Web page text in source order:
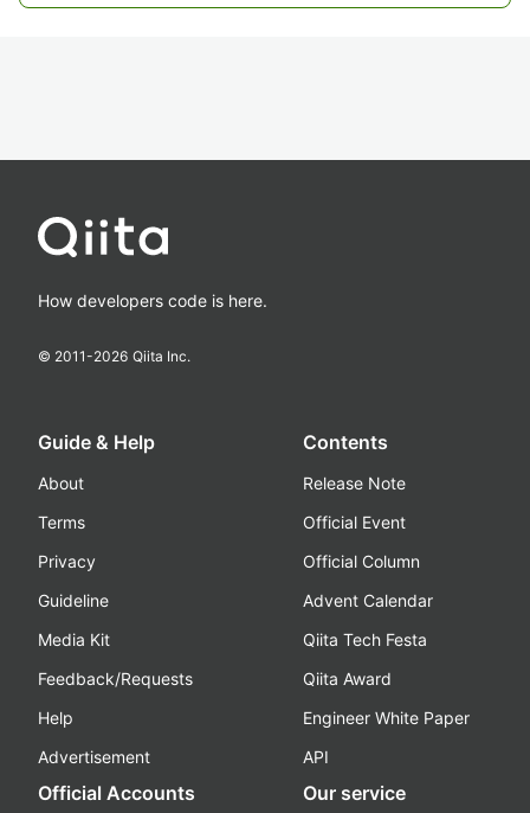
How developers code is here.
© 2011-2026 Qiita Inc.
Guide & Help
About
Terms
Privacy
Guideline
Media Kit
Feedback/Requests
Help
Advertisement
Contents
Release Note
Official Event
Official Column
Advent Calendar
Qiita Tech Festa
Qiita Award
Engineer White Paper
API
Official Accounts Our service